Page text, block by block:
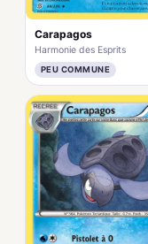
Carapagos
Harmonie des Esprits
PEU COMMUNE